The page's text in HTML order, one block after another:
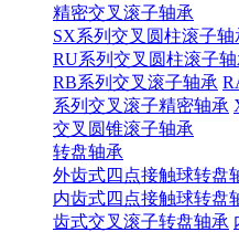
精密交叉滚子轴承
SX系列交叉圆柱滚子轴
RU系列交叉圆柱滚子轴
RB系列交叉滚子轴承
系列交叉滚子精密轴承
交叉圆锥滚子轴承
转盘轴承
外齿式四点接触球转盘
内齿式四点接触球转盘
齿式交叉滚子转盘轴承